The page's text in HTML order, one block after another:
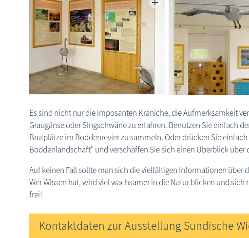
Es sind nicht nur die imposanten Kraniche, die Aufmerksamkeit
Graugänse oder Singschwäne zu erfahren. Benutzen Sie einfach
Brutplätze im Boddenrevier zu sammeln. Oder drücken Sie
Boddenlandschaft" und verschaffen Sie sich einen Überblick über
Auf keinen Fall sollte man sich die vielfältigen Informationen über
Wer Wissen hat, wird viel wachsamer in die Natur blicken und
frei!
Kontaktdaten zur Ausstellung Sundische